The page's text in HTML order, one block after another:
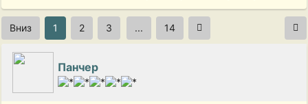
Вниз 1 2 3 ... 14
Панчер